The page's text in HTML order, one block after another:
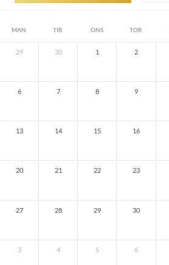
MAN TIR ONS TOR
29 30 1 2
6 7 8 9
13 14 15 16
20 21 22 23
27 28 29 30
3 4 5 6